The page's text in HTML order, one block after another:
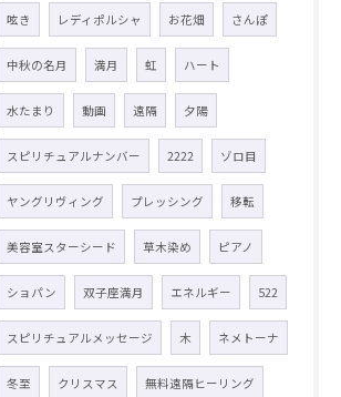
呟き レディポルシャ お花畑 さんぽ
中秋の名月 満月 虹 ハート
水たまり 動画 遠隔 夕陽
スピリチュアルナンバー 2222 ゾロ目
ヤングリヴィング プレッシング 移転
美容室スターシード 草木染め ピアノ
ショパン 双子座満月 エネルギー 522
スピリチュアルメッセージ 木 ネメトーナ
冬至 クリスマス 無料遠隔ヒーリング